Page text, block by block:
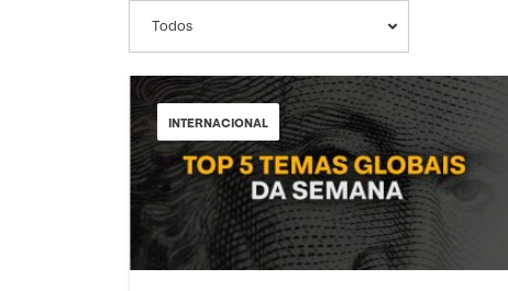
Todos
INTERNACIONAL